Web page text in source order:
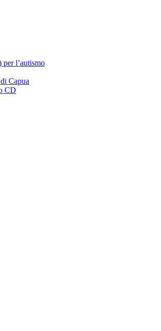
per l’autismo
Capua
CD